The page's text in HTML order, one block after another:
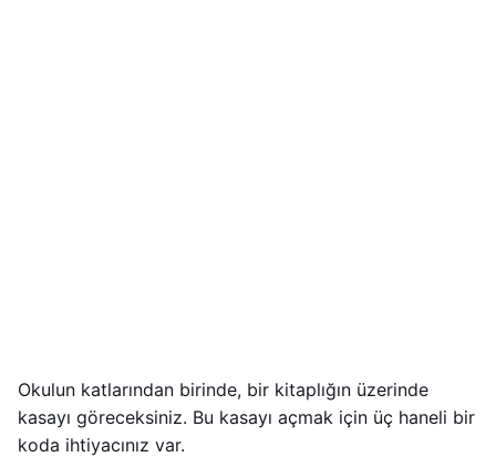
Okulun katlarından birinde, bir kitaplığın üzerinde
kasayı göreceksiniz. Bu kasayı açmak için üç haneli bir
koda ihtiyacınız var.